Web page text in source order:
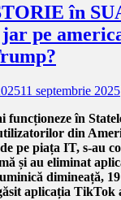
în
jar pe
11 septembrie 2025
funcționeze în
din
pe piața IT, s-au
și au eliminat
dimineață,
aplicația TikTok